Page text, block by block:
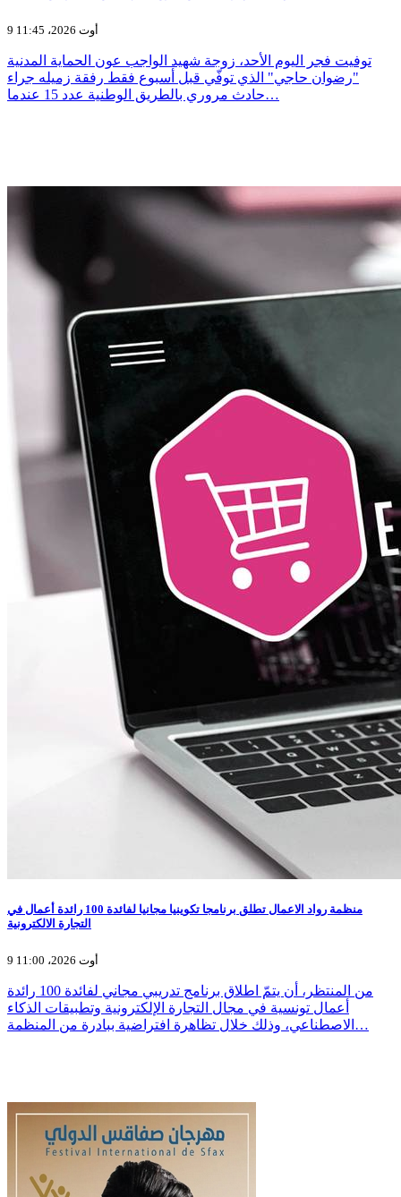
9 أوت 2026، 11:45
توفيت فجر اليوم الأحد، زوجة شهيد الواجب عون الحماية المدنية
"رضوان حاجي" الذي توفّي قبل أسبوع فقط رفقة زميله جراء
حادث مروري بالطريق الوطنية عدد 15 عندما…
منظمة رواد الاعمال تطلق برنامجا تكوينيا مجانيا لفائدة 100 رائدة أعمال في
التجارة الالكترونية
9 أوت 2026، 11:00
من المنتظر، أن يتمّ اطلاق برنامج تدريبي مجاني لفائدة 100 رائدة
أعمال تونسية في مجال التجارة الإلكترونية وتطبيقات الذكاء
الاصطناعي، وذلك خلال تظاهرة افتراضية ببادرة من المنظمة…